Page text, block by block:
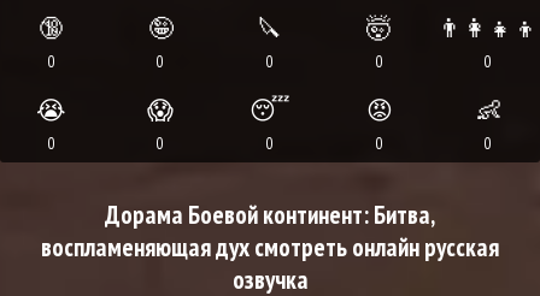
🔞
0
🤪
0
🔪
0
🤯
0
👨‍👩‍👧‍👦
0
😭
0
😱
0
😴
0
😡
0
👶
0
Дорама Боевой континент: Битва,
воспламеняющая дух смотреть онлайн русская
озвучка